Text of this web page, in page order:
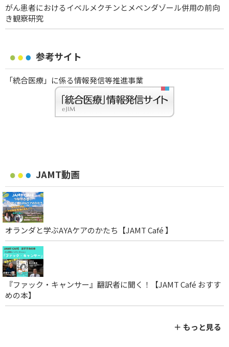
がん患者におけるイベルメクチンとメベンダゾール併用の前向
き観察研究
参考サイト
「統合医療」に係る情報発信等推進事業
JAMT動画
オランダと学ぶAYAケアのかたち【JAMT Café 】
『ファック・キャンサー』翻訳者に聞く！【JAMT Café おすす
めの本】
＋ もっと見る